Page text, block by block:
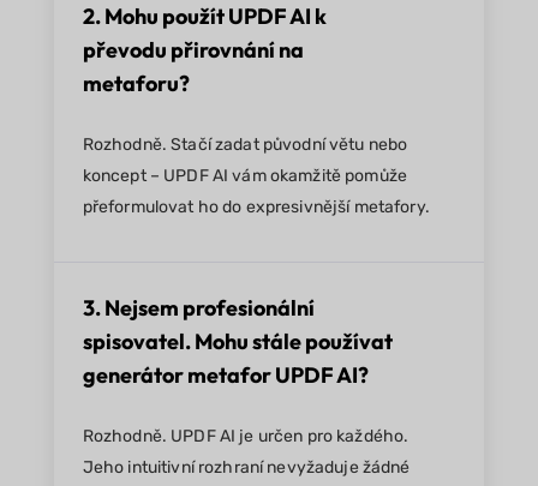
2. Mohu použít UPDF AI k
převodu přirovnání na
metaforu?
Rozhodně. Stačí zadat původní větu nebo
koncept – UPDF AI vám okamžitě pomůže
přeformulovat ho do expresivnější metafory.
3. Nejsem profesionální
spisovatel. Mohu stále používat
generátor metafor UPDF AI?
Rozhodně. UPDF AI je určen pro každého.
Jeho intuitivní rozhraní nevyžaduje žádné